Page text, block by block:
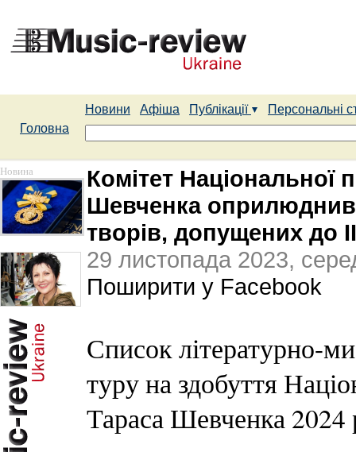
Новини Афіша Публікації
Персональні
Головна
Новина
Комітет Національної
Шевченка оприлюднив
творів, допущених до
29 листопада 2023,
Поширити у Facebook
Список літературно-
туру на здобуття
Тараса Шевченка 2024